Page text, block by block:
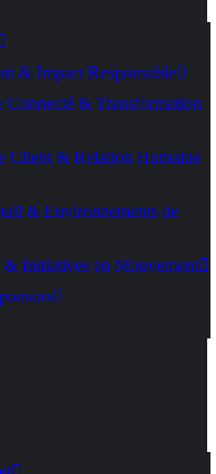
& Impact Responsable
Connecté & Transformation
Client & Relation Humaine
& Environnements de
Initiatives en Mouvement